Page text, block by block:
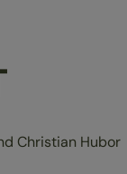
Christian Hubor